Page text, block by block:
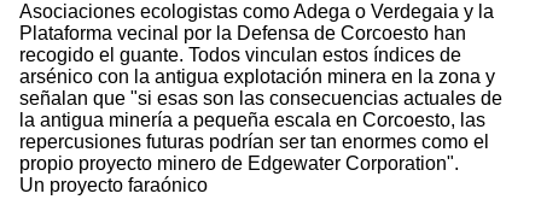
Asociaciones ecologistas como Adega o Verdegaia y la
Plataforma vecinal por la Defensa de Corcoesto han
recogido el guante. Todos vinculan estos índices de
arsénico con la antigua explotación minera en la zona y
señalan que "si esas son las consecuencias actuales de
la antigua minería a pequeña escala en Corcoesto, las
repercusiones futuras podrían ser tan enormes como el
propio proyecto minero de Edgewater Corporation".
Un proyecto faraónico